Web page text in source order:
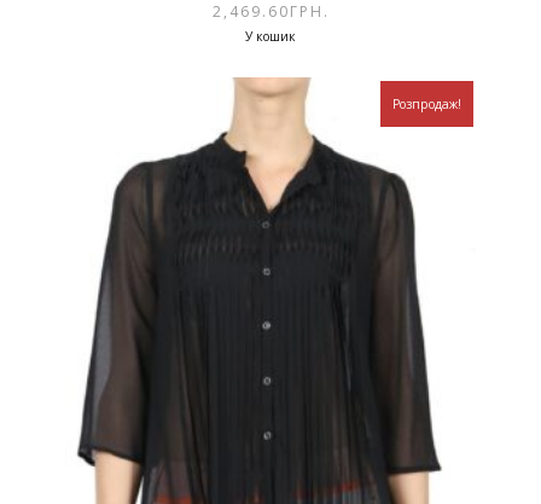
2,469.60ГРН.
У кошик
Розпродаж!